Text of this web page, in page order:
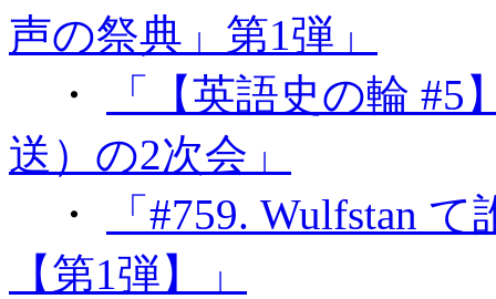
声の祭典」第1弾」
・
「【英語史の輪
送）の2次会」
・
「#759. Wulfstan
【第1弾】」